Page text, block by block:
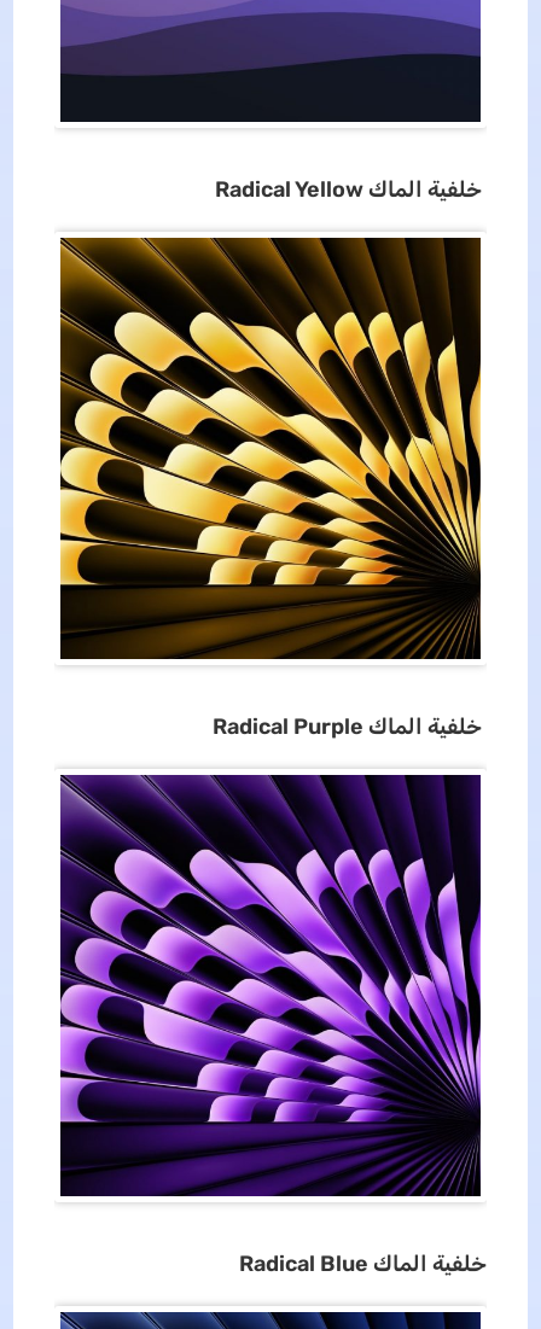
خلفية الماك
خلفية الماك
خلفية الماك